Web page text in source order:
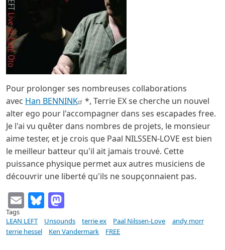
Pour prolonger ses nombreuses collaborations
avec Han BENNINK
*, Terrie EX se cherche un nouvel
alter ego pour l'accompagner dans ses escapades free.
Je l'ai vu quêter dans nombres de projets, le monsieur
aime tester, et je crois que Paal NILSSEN-LOVE est bien
le meilleur batteur qu'il ait jamais trouvé. Cette
puissance physique permet aux autres musiciens de
découvrir une liberté qu'ils ne soupçonnaient pas.
EmailBluesky
Tags
LEAN LEFT
Unsounds terrie ex Paal Nilssen-Love
andy morr
terrie hessel
Ken Vandermark FREE